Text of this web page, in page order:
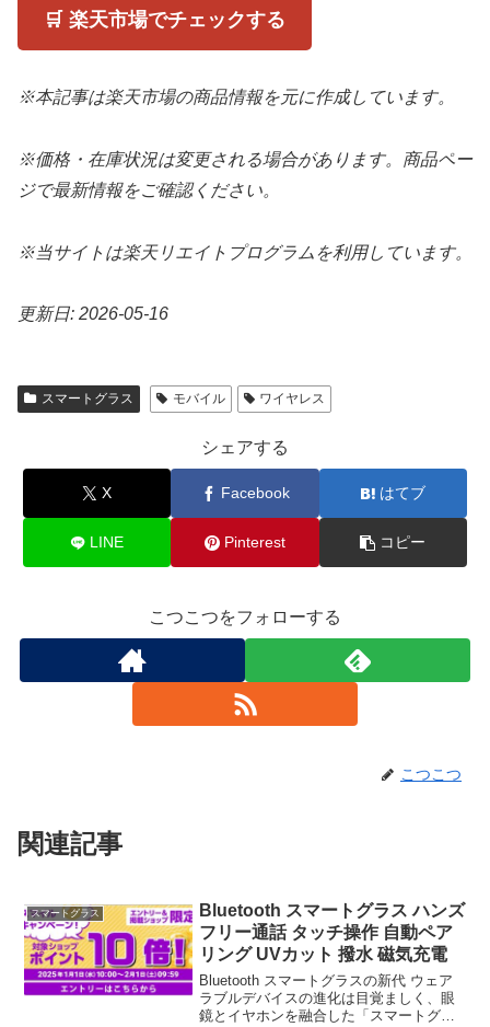
🛒 楽天市場でチェックする
※本記事は楽天市場の商品情報を元に作成しています。
※価格・在庫状況は変更される場合があります。商品ペー
ジで最新情報をご確認ください。
※当サイトは楽天リエイトプログラムを利用しています。
更新日: 2026-05-16
スマートグラス モバイル ワイヤレス
シェアする
X Facebook はてブ
LINE Pinterest コピー
こつこつをフォローする
こつこつ
関連記事
スマートグラス
Bluetooth スマートグラス ハンズ
フリー通話 タッチ操作 自動ペア
リング UVカット 撥水 磁気充電
Bluetooth スマートグラスの新代 ウェア
ラブルデバイスの進化は目覚ましく、眼
鏡とイヤホンを融合した「スマートグラ